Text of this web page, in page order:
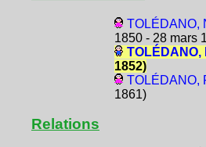
TOLÉDANO,
1850 - 28 mars
TOLÉDANO,
1852)
TOLÉDANO,
1861)
Relations